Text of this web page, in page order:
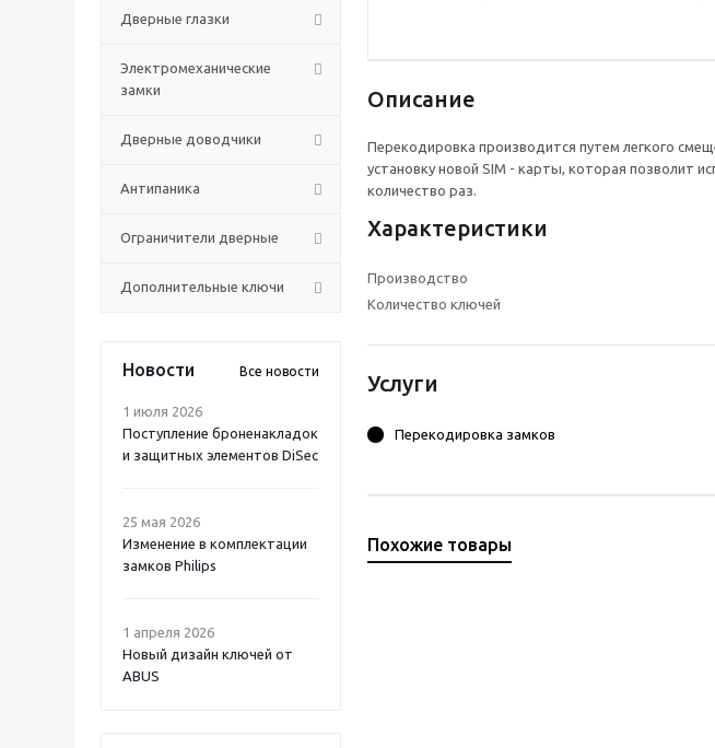
Дверные глазки
Электромеханические
замки
Дверные доводчики
Антипаника
Ограничители дверные
Дополнительные ключи
Новости Все новости
1 июля 2026
Поступление броненакладок
и защитных элементов DiSec
25 мая 2026
Изменение в комплектации
замков Philips
1 апреля 2026
Новый дизайн ключей от
ABUS
Описание
Перекодировка производится путем легкого
установку новой SIM - карты, которая позволит
количество раз.
Характеристики
Производство
Количество ключей
Услуги
Перекодировка замков
Похожие товары